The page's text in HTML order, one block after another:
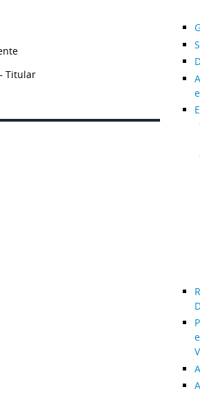
Titular